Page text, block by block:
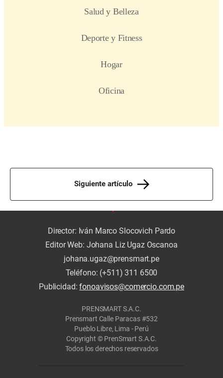
Siguiente artículo
Director: Iván Marco Slocovich Pardo
Editor Web: Johana Liz Ugaz Oscanoa
johana.ugaz@prensmart.pe
Teléfono: (+511) 311 6500
Publicidad:fonoavisos@comercio.com.pe
PRENSMART S.A.C.
Prensmart Calle Paracas #532
Pueblo Libre, Lima - Perú
Copyright © PrenSmart S.A.C.
Todos los derechos reservados